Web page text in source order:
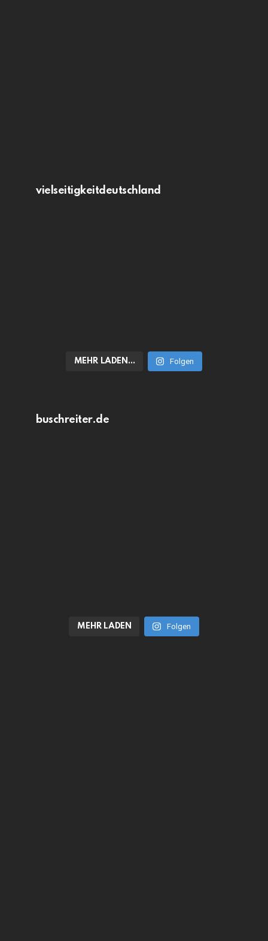
vielseitigkeitdeutschland
MEHR LADEN… Folgen
buschreiter.de
MEHR LADEN Folgen